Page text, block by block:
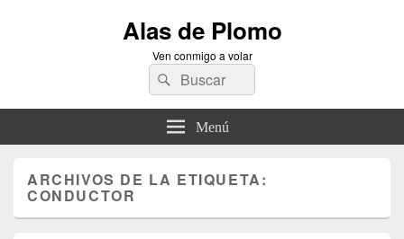
Alas de Plomo
Ven conmigo a volar
Buscar
por:
Buscar
Menú
ARCHIVOS DE LA ETIQUETA:
CONDUCTOR